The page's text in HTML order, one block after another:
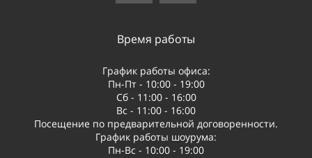
Время работы
График работы офиса:
Пн-Пт - 10:00 - 19:00
Сб - 11:00 - 16:00
Вс - 11:00 - 16:00
Посещение по предварительной договоренности.
График работы шоурума:
Пн-Вс - 10:00 - 19:00